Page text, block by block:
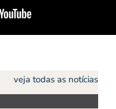
veja todas as notícias